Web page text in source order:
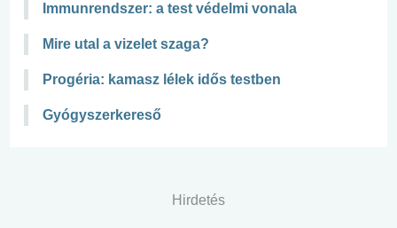
Immunrendszer: a test védelmi vonala
Mire utal a vizelet szaga?
Progéria: kamasz lélek idős testben
Gyógyszerkereső
Hirdetés